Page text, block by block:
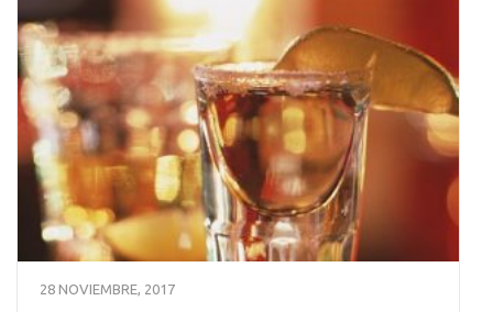
28 NOVIEMBRE, 2017